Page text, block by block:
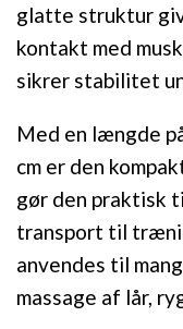
glatte struktur
kontakt med
sikrer stabilitet
Med en længde
cm er den
gør den praktisk
transport til
anvendes til
massage af lår,